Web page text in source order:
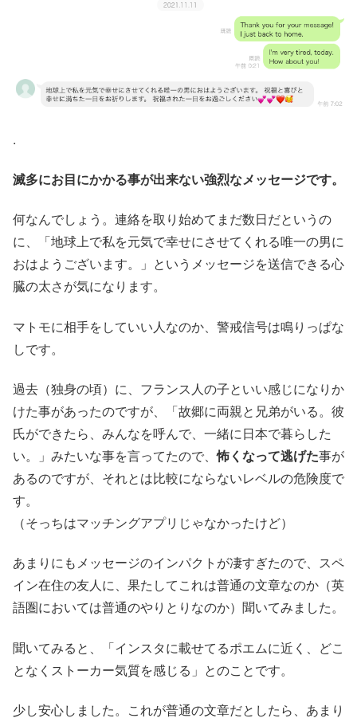
.
滅多にお目にかかる事が出来ない強烈なメッセージです。
何なんでしょう。連絡を取り始めてまだ数日だというの
に、「地球上で私を元気で幸せにさせてくれる唯一の男に
おはようございます。」というメッセージを送信できる心
臓の太さが気になります。
マトモに相手をしていい人なのか、警戒信号は鳴りっぱな
しです。
過去（独身の頃）に、フランス人の子といい感じになりか
けた事があったのですが、「故郷に両親と兄弟がいる。彼
氏ができたら、みんなを呼んで、一緒に日本で暮らした
い。」みたいな事を言ってたので、怖くなって逃げた事が
あるのですが、それとは比較にならないレベルの危険度で
す。
（そっちはマッチングアプリじゃなかったけど）
あまりにもメッセージのインパクトが凄すぎたので、スペ
イン在住の友人に、果たしてこれは普通の文章なのか（英
語圏においては普通のやりとりなのか）聞いてみました。
聞いてみると、「インスタに載せてるポエムに近く、どこ
となくストーカー気質を感じる」とのことです。
少し安心しました。これが普通の文章だとしたら、あまり